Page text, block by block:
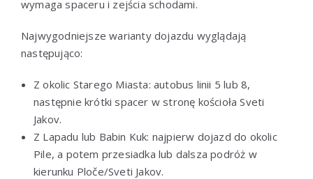
wymaga spaceru i zejścia schodami.
Najwygodniejsze warianty dojazdu wyglądają
następująco:
Z okolic Starego Miasta: autobus linii 5 lub 8,
następnie krótki spacer w stronę kościoła Sveti
Jakov.
Z Lapadu lub Babin Kuk: najpierw dojazd do okolic
Pile, a potem przesiadka lub dalsza podróż w
kierunku Ploče/Sveti Jakov.